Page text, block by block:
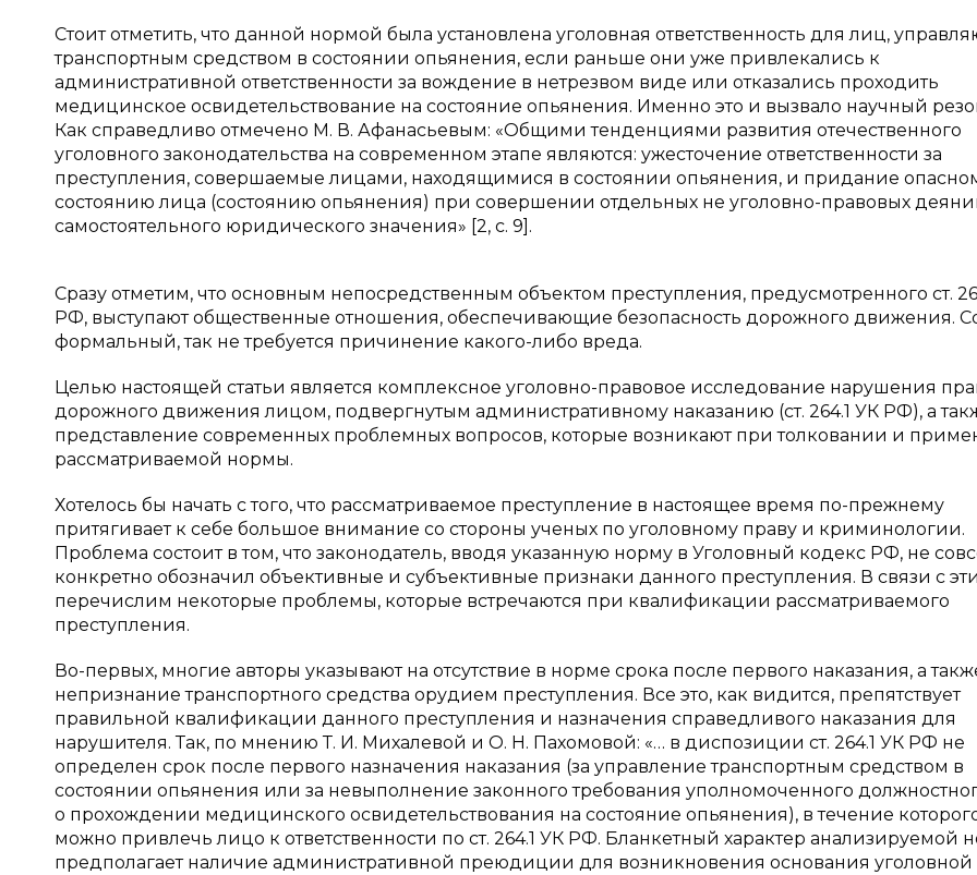
Стоит отметить, что данной нормой была установлена уголовная ответственность для лиц,
транспортным средством в состоянии опьянения, если раньше они уже привлекались к
административной ответственности за вождение в нетрезвом виде или отказались проходить
медицинское освидетельствование на состояние опьянения. Именно это и вызвало научный
Как справедливо отмечено М. В. Афанасьевым: «Общими тенденциями развития отечественного
уголовного законодательства на современном этапе являются: ужесточение ответственности за
преступления, совершаемые лицами, находящимися в состоянии опьянения, и придание
состоянию лица (состоянию опьянения) при совершении отдельных не уголовно-правовых
самостоятельного юридического значения» [2, с. 9].
Сразу отметим, что основным непосредственным объектом преступления, предусмотренного ст.
РФ, выступают общественные отношения, обеспечивающие безопасность дорожного движения.
формальный, так не требуется причинение какого-либо вреда.
Целью настоящей статьи является комплексное уголовно-правовое исследование нарушения
дорожного движения лицом, подвергнутым административному наказанию (ст. 264.1 УК РФ), а
представление современных проблемных вопросов, которые возникают при толковании и
рассматриваемой нормы.
Хотелось бы начать с того, что рассматриваемое преступление в настоящее время по-прежнему
притягивает к себе большое внимание со стороны ученых по уголовному праву и криминологии.
Проблема состоит в том, что законодатель, вводя указанную норму в Уголовный кодекс РФ, не
конкретно обозначил объективные и субъективные признаки данного преступления. В связи с
перечислим некоторые проблемы, которые встречаются при квалификации рассматриваемого
преступления.
Во-первых, многие авторы указывают на отсутствие в норме срока после первого наказания, а
непризнание транспортного средства орудием преступления. Все это, как видится, препятствует
правильной квалификации данного преступления и назначения справедливого наказания для
нарушителя. Так, по мнению Т. И. Михалевой и О. Н. Пахомовой: «… в диспозиции ст. 264.1 УК РФ не
определен срок после первого назначения наказания (за управление транспортным средством в
состоянии опьянения или за невыполнение законного требования уполномоченного
о прохождении медицинского освидетельствования на состояние опьянения), в течение
можно привлечь лицо к ответственности по ст. 264.1 УК РФ. Бланкетный характер анализируемой
предполагает наличие административной преюдиции для возникновения основания уголовной